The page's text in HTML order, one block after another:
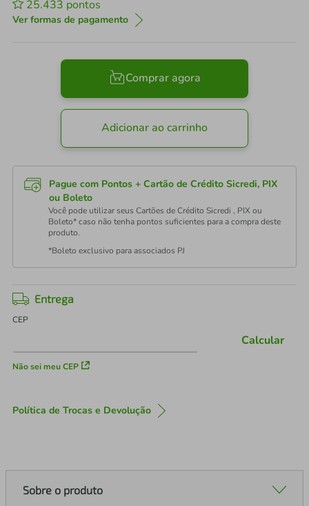
25.433 pontos
Ver formas de pagamento
Comprar agora
Adicionar ao carrinho
Pague com Pontos + Cartão de Crédito Sicredi, PIX
ou Boleto
Você pode utilizar seus Cartões de Crédito Sicredi , PIX ou
Boleto* caso não tenha pontos suficientes para a compra deste
produto.
*Boleto exclusivo para associados PJ
Entrega
CEP
Não sei meu CEP
Calcular
Política de Trocas e Devolução
Sobre o produto